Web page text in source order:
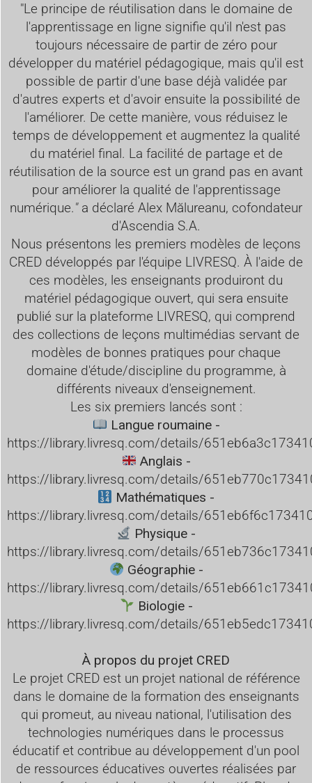
"Le principe de réutilisation dans le domaine de
l'apprentissage en ligne signifie qu'il n'est pas
toujours nécessaire de partir de zéro pour
développer du matériel pédagogique, mais qu'il est
possible de partir d'une base déjà validée par
d'autres experts et d'avoir ensuite la possibilité de
l'améliorer. De cette manière, vous réduisez le
temps de développement et augmentez la qualité
du matériel final. La facilité de partage et de
réutilisation de la source est un grand pas en avant
pour améliorer la qualité de l'apprentissage
numérique." a déclaré Alex Mălureanu, cofondateur
d'Ascendia S.A.
Nous présentons les premiers modèles de leçons
CRED développés par l'équipe LIVRESQ. À l'aide de
ces modèles, les enseignants produiront du
matériel pédagogique ouvert, qui sera ensuite
publié sur la plateforme LIVRESQ, qui comprend
des collections de leçons multimédias servant de
modèles de bonnes pratiques pour chaque
domaine d'étude/discipline du programme, à
différents niveaux d'enseignement.
Les six premiers lancés sont :
Langue roumaine -
https://library.livresq.com/details/
Anglais -
https://library.livresq.com/details/
Mathématiques -
https://library.livresq.com/details/
Physique -
https://library.livresq.com/details/
Géographie -
https://library.livresq.com/details/
Biologie -
https://library.livresq.com/details/
À propos du projet CRED
Le projet CRED est un projet national de référence
dans le domaine de la formation des enseignants
qui promeut, au niveau national, l'utilisation des
technologies numériques dans le processus
éducatif et contribue au développement d'un pool
de ressources éducatives ouvertes réalisées par